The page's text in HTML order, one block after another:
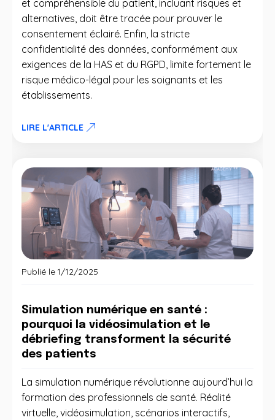
et compréhensible du patient, incluant risques et
alternatives, doit être tracée pour prouver le
consentement éclairé. Enfin, la stricte
confidentialité des données, conformément aux
exigences de la HAS et du RGPD, limite fortement le
risque médico-légal pour les soignants et les
établissements.
LIRE L'ARTICLE
Publié le1/12/2025
Simulation numérique en santé :
pourquoi la vidéosimulation et le
débriefing transforment la sécurité
des patients
La simulation numérique révolutionne aujourd’hui la
formation des professionnels de santé. Réalité
virtuelle, vidéosimulation, scénarios interactifs,